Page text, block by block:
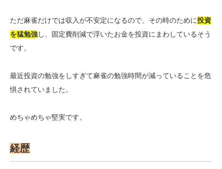
ただ麻雀だけでは収入が不安定になるので、その時のために投資
を猛勉強し、固定費削減で浮いたお金を投資にまわしているそう
です。
最近投資の勉強をしすぎて麻雀の勉強時間が減っていることを危
惧されていました。
めちゃめちゃ堅実です。
経歴